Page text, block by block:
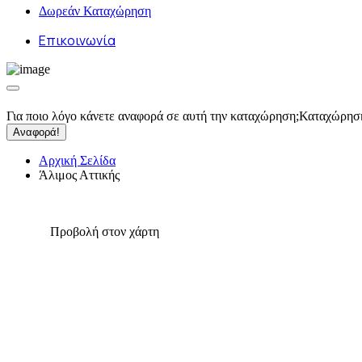
Δωρεάν Καταχώρηση
Επικοινωνία
Για ποιο λόγο κάνετε αναφορά σε αυτή την καταχώρηση;
Αναφορά!
Αρχική Σελίδα
Άλιμος Αττικής
Προβολή στον χάρτη